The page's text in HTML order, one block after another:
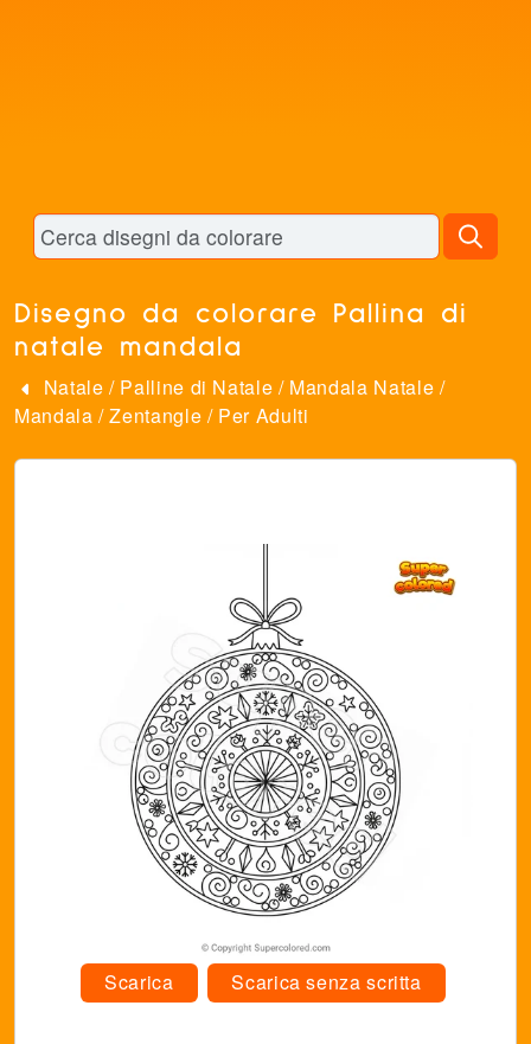
Disegno da colorare Pallina di
natale mandala
Natale / Palline di Natale / Mandala Natale /
Mandala /Zentangle / Per Adulti
Scarica Scarica senza scritta